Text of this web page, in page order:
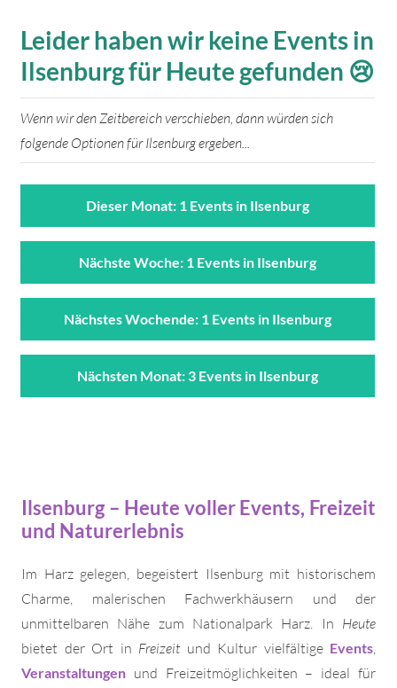
Leider haben wir keine Events in
Ilsenburg für Heute gefunden 😢
Wenn wir den Zeitbereich verschieben, dann würden sich
folgende Optionen für Ilsenburg ergeben...
Dieser Monat: 1 Events in Ilsenburg
Nächste Woche: 1 Events in Ilsenburg
Nächstes Wochende: 1 Events in Ilsenburg
Nächsten Monat: 3 Events in Ilsenburg
Ilsenburg – Heute voller Events, Freizeit
und Naturerlebnis
Im Harz gelegen, begeistert Ilsenburg mit historischem
Charme, malerischen Fachwerkhäusern und der
unmittelbaren Nähe zum Nationalpark Harz. In Heute
bietet der Ort in Freizeitund Kultur vielfältige Events,
Veranstaltungen und Freizeitmöglichkeiten – ideal für